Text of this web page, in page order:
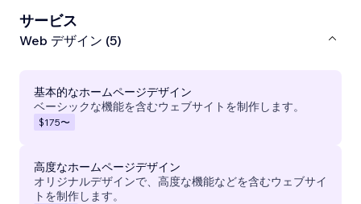
サービス
Web デザイン (5)
基本的なホームページデザイン
ベーシックな機能を含むウェブサイトを制作します。
$175〜
高度なホームページデザイン
オリジナルデザインで、高度な機能などを含むウェブサイ
トを制作します。